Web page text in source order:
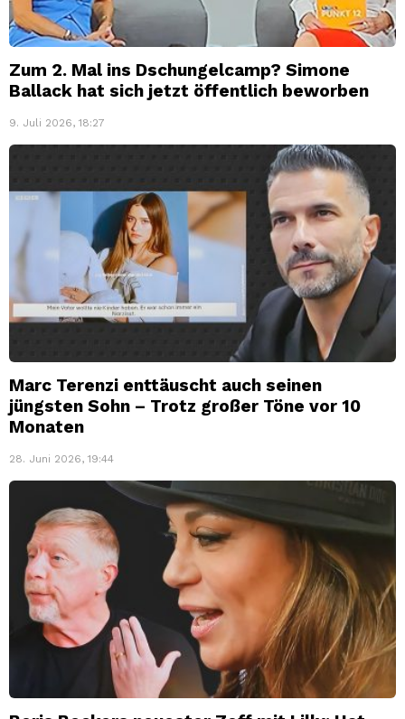
Zum 2. Mal ins Dschungelcamp? Simone
Ballack hat sich jetzt öffentlich beworben
9. Juli 2026, 18:27
Marc Terenzi enttäuscht auch seinen
jüngsten Sohn – Trotz großer Töne vor 10
Monaten
28. Juni 2026, 19:44